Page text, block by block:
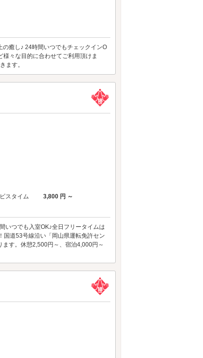
癒し♪ 24時間いつでもチェックインO
々な目的に合わせてご利用頂けま
ます。
スタイム
3,800 円 ～
いつでも入室OK♪全日フリータイムは
国道53号線沿い「岡山県運転免許セン
す。休憩2,500円～、宿泊4,000円～